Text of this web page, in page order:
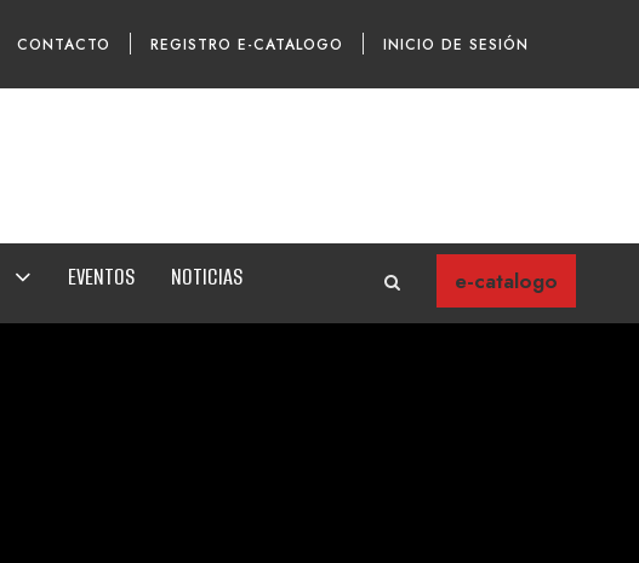
CONTACTO REGISTRO E-CATALOGO INICIO DE SESIÓN
EVENTOS NOTICIAS e-catalogo